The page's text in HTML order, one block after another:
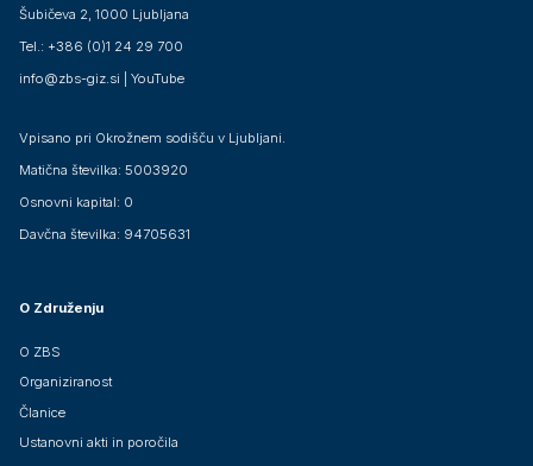
Šubičeva 2, 1000 Ljubljana
Tel.: +386 (0)1 24 29 700
info@zbs-giz.si
YouTube
Vpisano pri Okrožnem sodišču v Ljubljani.
Matična številka: 5003920
Osnovni kapital: 0
Davčna številka: 94705631
O Združenju
O ZBS
Organiziranost
Članice
Ustanovni akti in poročila